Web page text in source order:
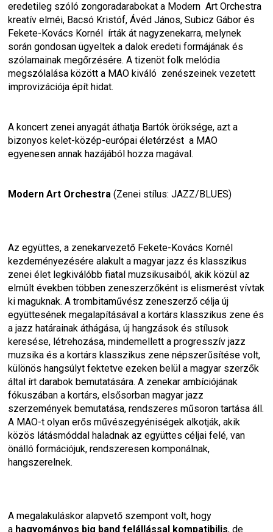
eredetileg szóló zongoradarabokat a Modern  Art Orchestra
kreatív elméi, Bacsó Kristóf, Ávéd János, Subicz Gábor és
Fekete-Kovács Kornél  írták át nagyzenekarra, melynek
során gondosan ügyeltek a dalok eredeti formájának és
szólamainak megőrzésére. A tizenöt folk melódia
megszólalása között a MAO kiváló  zenészeinek vezetett
improvizációja épít hidat.
A koncert zenei anyagát áthatja Bartók öröksége, azt a
bizonyos kelet-közép-európai életérzést  a MAO
egyenesen annak hazájából hozza magával.
Modern Art Orchestra (Zenei stílus: JAZZ/BLUES)
Az együttes, a zenekarvezető Fekete-Kovács Kornél
kezdeményezésére alakult a magyar jazz és klasszikus
zenei élet legkiválóbb fiatal muzsikusaiból, akik közül az
elmúlt években többen zeneszerzőként is elismerést vívtak
ki maguknak. A trombitaművész zeneszerző célja új
együttesének megalapításával a kortárs klasszikus zene és
a jazz határainak áthágása, új hangzások és stílusok
keresése, létrehozása, mindemellett a progresszív jazz
muzsika és a kortárs klasszikus zene népszerűsítése volt,
különös hangsúlyt fektetve ezeken belül a magyar szerzők
által írt darabok bemutatására. A zenekar ambíciójának
fókuszában a kortárs, elsősorban magyar jazz
szerzemények bemutatása, rendszeres műsoron tartása áll.
A MAO-t olyan erős művészegyéniségek alkotják, akik
közös látásmóddal haladnak az együttes céljai felé, van
önálló formációjuk, rendszeresen komponálnak,
hangszerelnek.
A megalakuláskor alapvető szempont volt, hogy
a hagyományos big band felállással kompatibilis, de